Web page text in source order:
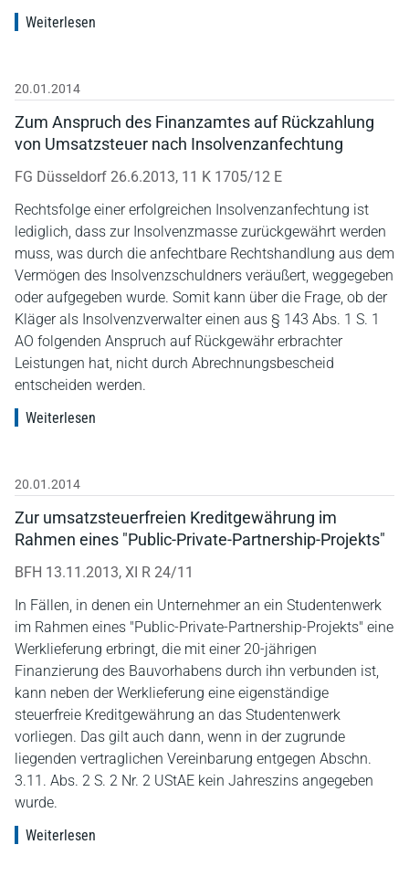
Weiterlesen
20.01.2014
Zum Anspruch des Finanzamtes auf Rückzahlung
von Umsatzsteuer nach Insolvenzanfechtung
FG Düsseldorf 26.6.2013, 11 K 1705/12 E
Rechtsfolge einer erfolgreichen Insolvenzanfechtung ist
lediglich, dass zur Insolvenzmasse zurückgewährt werden
muss, was durch die anfechtbare Rechtshandlung aus dem
Vermögen des Insolvenzschuldners veräußert, weggegeben
oder aufgegeben wurde. Somit kann über die Frage, ob der
Kläger als Insolvenzverwalter einen aus § 143 Abs. 1 S. 1
AO folgenden Anspruch auf Rückgewähr erbrachter
Leistungen hat, nicht durch Abrechnungsbescheid
entscheiden werden.
Weiterlesen
20.01.2014
Zur umsatzsteuerfreien Kreditgewährung im
Rahmen eines "Public-Private-Partnership-Projekts"
BFH 13.11.2013, XI R 24/11
In Fällen, in denen ein Unternehmer an ein Studentenwerk
im Rahmen eines "Public-Private-Partnership-Projekts" eine
Werklieferung erbringt, die mit einer 20-jährigen
Finanzierung des Bauvorhabens durch ihn verbunden ist,
kann neben der Werklieferung eine eigenständige
steuerfreie Kreditgewährung an das Studentenwerk
vorliegen. Das gilt auch dann, wenn in der zugrunde
liegenden vertraglichen Vereinbarung entgegen Abschn.
3.11. Abs. 2 S. 2 Nr. 2 UStAE kein Jahreszins angegeben
wurde.
Weiterlesen